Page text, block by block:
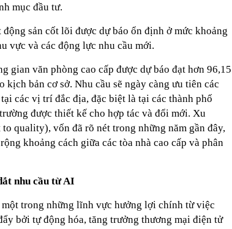
mục đầu tư.
sản cốt lõi được dự báo ổn định ở mức khoảng
vực và các động lực nhu cầu mới.
gian văn phòng cao cấp được dự báo đạt hơn 96,15
bản cơ sở. Nhu cầu sẽ ngày càng ưu tiên các
các vị trí đắc địa, đặc biệt là tại các thành phố
được thiết kế cho hợp tác và đổi mới. Xu
quality), vốn đã rõ nét trong những năm gần đây,
khoảng cách giữa các tòa nhà cao cấp và phân
nhu cầu từ AI
trong những lĩnh vực hưởng lợi chính từ việc
bởi tự động hóa, tăng trưởng thương mại điện tử